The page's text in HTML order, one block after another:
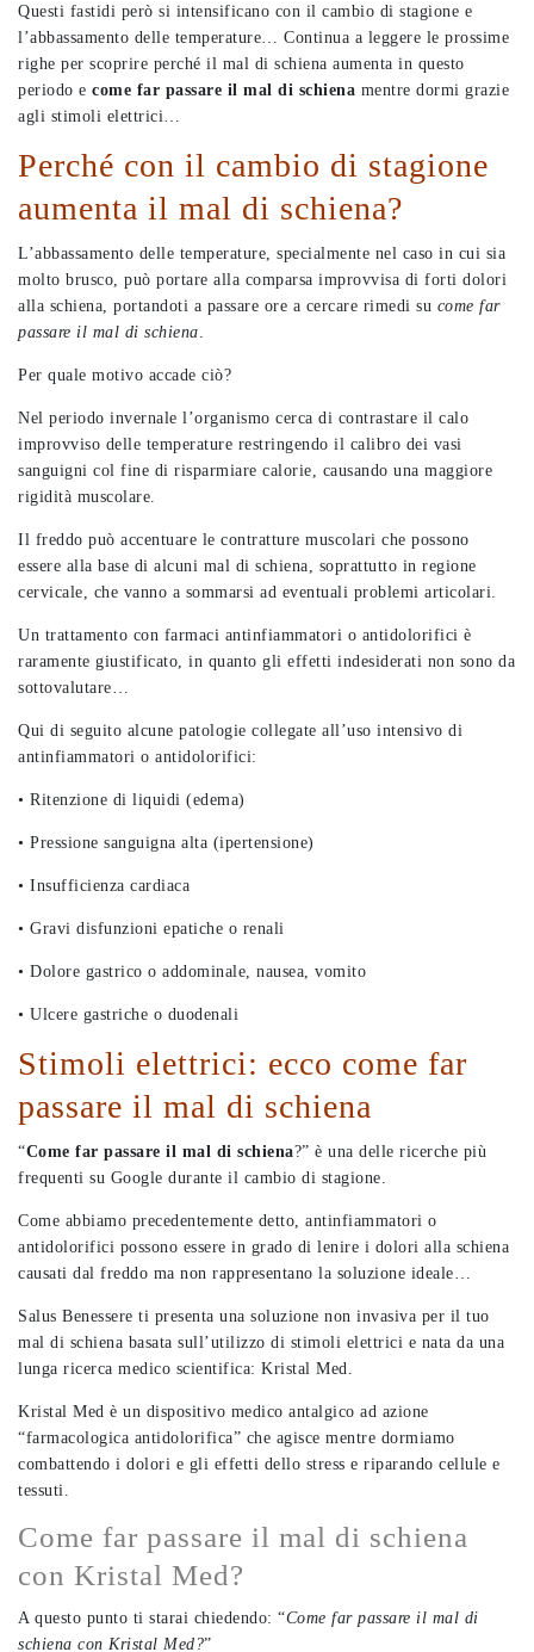
Questi fastidi però si intensificano con il cambio di stagione e
l’abbassamento delle temperature… Continua a leggere le prossime
righe per scoprire perché il mal di schiena aumenta in questo
periodo e come far passare il mal di schiena mentre dormi grazie
agli stimoli elettrici…
Perché con il cambio di stagione
aumenta il mal di schiena?
L’abbassamento delle temperature, specialmente nel caso in cui sia
molto brusco, può portare alla comparsa improvvisa di forti dolori
alla schiena, portandoti a passare ore a cercare rimedi su come far
passare il mal di schiena
Per quale motivo accade ciò?
Nel periodo invernale l’organismo cerca di contrastare il calo
improvviso delle temperature restringendo il calibro dei vasi
sanguigni col fine di risparmiare calorie, causando una maggiore
rigidità muscolare.
Il freddo può accentuare le contratture muscolari che possono
essere alla base di alcuni mal di schiena, soprattutto in regione
cervicale, che vanno a sommarsi ad eventuali problemi articolari.
Un trattamento con farmaci antinfiammatori o antidolorifici è
raramente giustificato, in quanto gli effetti indesiderati non sono da
sottovalutare…
Qui di seguito alcune patologie collegate all’uso intensivo di
antinfiammatori o antidolorifici:
• Ritenzione di liquidi (edema)
• Pressione sanguigna alta (ipertensione)
• Insufficienza cardiaca
• Gravi disfunzioni epatiche o renali
• Dolore gastrico o addominale, nausea, vomito
• Ulcere gastriche o duodenali
Stimoli elettrici: ecco come far
passare il mal di schiena
“Come far passare il mal di schiena?” è una delle ricerche più
frequenti su Google durante il cambio di stagione.
Come abbiamo precedentemente detto, antinfiammatori o
antidolorifici possono essere in grado di lenire i dolori alla schiena
causati dal freddo ma non rappresentano la soluzione ideale…
Salus Benessere ti presenta una soluzione non invasiva per il tuo
mal di schiena basata sull’utilizzo di stimoli elettrici e nata da una
lunga ricerca medico scientifica: Kristal Med.
Kristal Med è un dispositivo medico antalgico ad azione
“farmacologica antidolorifica” che agisce mentre dormiamo
combattendo i dolori e gli effetti dello stress e riparando cellule e
tessuti.
Come far passare il mal di schiena
con Kristal Med?
A questo punto ti starai chiedendo: “Come far passare il mal di
schiena con Kristal Med?”